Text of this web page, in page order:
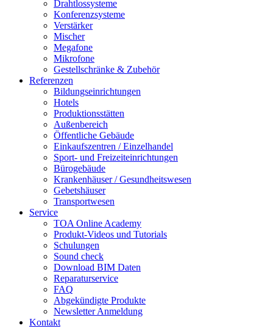
Drahtlossysteme
Konferenzsysteme
Verstärker
Mischer
Megafone
Mikrofone
Gestellschränke & Zubehör
Referenzen
Bildungseinrichtungen
Hotels
Produktionsstätten
Außenbereich
Öffentliche Gebäude
Einkaufszentren / Einzelhandel
Sport- und Freizeiteinrichtungen
Bürogebäude
Krankenhäuser / Gesundheitswesen
Gebetshäuser
Transportwesen
Service
TOA Online Academy
Produkt-Videos und Tutorials
Schulungen
Sound check
Download BIM Daten
Reparaturservice
FAQ
Abgekündigte Produkte
Newsletter Anmeldung
Kontakt